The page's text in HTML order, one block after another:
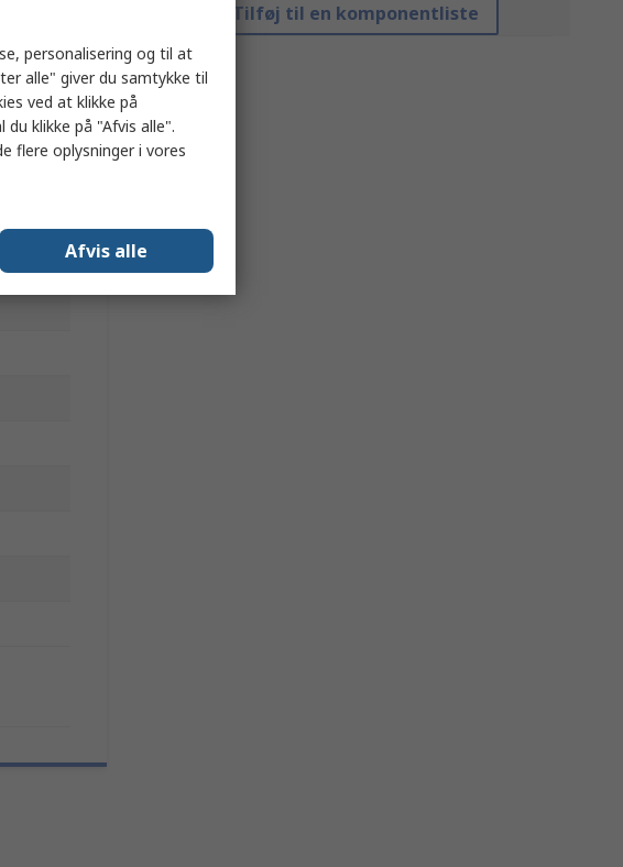
Tilføj til en komponentliste
personalisering og til at
alle" giver du samtykke til
ved at klikke på
klikke på "Afvis alle".
flere oplysninger i vores
Afvis alle